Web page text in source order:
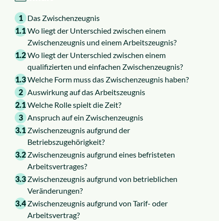
1 Das Zwischenzeugnis
1.1Wo liegt der Unterschied zwischen einem
Zwischenzeugnis und einem Arbeitszeugnis?
1.2Wo liegt der Unterschied zwischen einem
qualifizierten und einfachen Zwischenzeugnis?
1.3Welche Form muss das Zwischenzeugnis haben?
2 Auswirkung auf das Arbeitszeugnis
2.1Welche Rolle spielt die Zeit?
3 Anspruch auf ein Zwischenzeugnis
3.1 Zwischenzeugnis aufgrund der
Betriebszugehörigkeit?
3.2 Zwischenzeugnis aufgrund eines befristeten
Arbeitsvertrages?
3.3 Zwischenzeugnis aufgrund von betrieblichen
Veränderungen?
3.4 Zwischenzeugnis aufgrund von Tarif- oder
Arbeitsvertrag?